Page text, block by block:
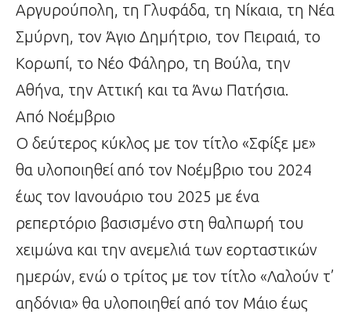
Αργυρούπολη, τη Γλυφάδα, τη Νίκαια, τη Νέα
Σμύρνη, τον Άγιο Δημήτριο, τον Πειραιά, το
Κορωπί, το Νέο Φάληρο, τη Βούλα, την
Αθήνα, την Αττική και τα Άνω Πατήσια.
Από Νοέμβριο
Ο δεύτερος κύκλος με τον τίτλο «Σφίξε με»
θα υλοποιηθεί από τον Νοέμβριο του 2024
έως τον Ιανουάριο του 2025 με ένα
ρεπερτόριο βασισμένο στη θαλπωρή του
χειμώνα και την ανεμελιά των εορταστικών
ημερών, ενώ ο τρίτος με τον τίτλο «Λαλούν τ’
αηδόνια» θα υλοποιηθεί από τον Μάιο έως